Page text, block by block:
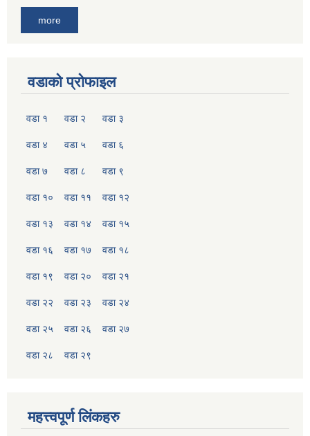
more
वडाको प्रोफाइल
वडा १ वडा २ वडा ३
वडा ४ वडा ५ वडा ६
वडा ७ वडा ८ वडा ९
वडा १० वडा ११ वडा १२
वडा १३ वडा १४ वडा १५
वडा १६ वडा १७ वडा १८
वडा १९ वडा २० वडा २१
वडा २२ वडा २३ वडा २४
वडा २५ वडा २६ वडा २७
वडा २८ वडा २९
महत्त्वपूर्ण लिंकहरु